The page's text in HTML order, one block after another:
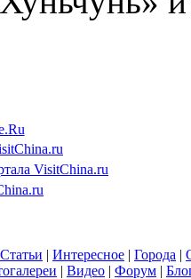
VisitChina.ru
Статьи | Интересное | Города |
| Видео | Форум |